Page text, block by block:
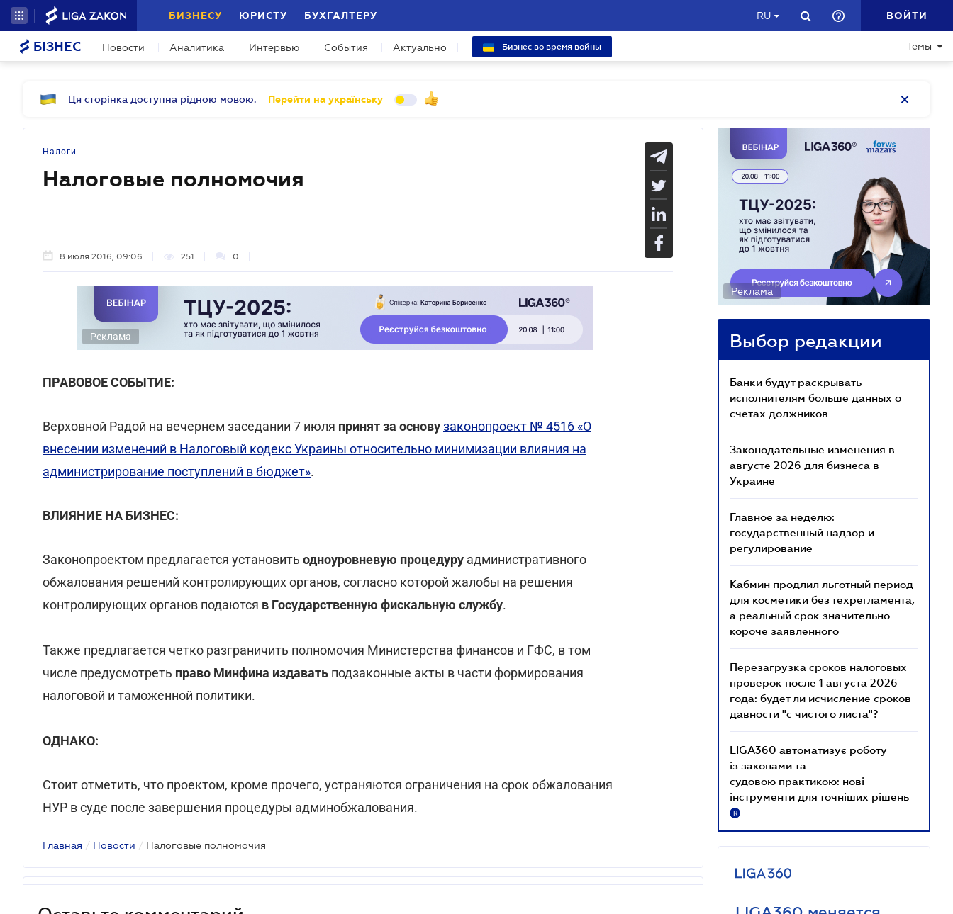
БИЗНЕСУ ЮРИСТУ БУХГАЛТЕРУ RU ВОЙТИ
БІЗНЕС Новости Аналитика Интервью События Актуально Бизнес во время войны Темы
Ця сторінка доступна рідною мовою. Перейти на українську
Налоги
Налоговые полномочия
8 июля 2016, 09:06 251 0
Реклама
ПРАВОВОЕ СОБЫТИЕ:
Верховной Радой на вечернем заседании 7 июля принят за основузаконопроект № 4516 «О
внесении изменений в Налоговый кодекс Украины относительно минимизации влияния на
администрирование поступлений в бюджет».
ВЛИЯНИЕ НА БИЗНЕС:
Законопроектом предлагается установить одноуровневую процедуру административного
обжалования решений контролирующих органов, согласно которой жалобы на решения
контролирующих органов подаются в Государственную фискальную службу.
Также предлагается четко разграничить полномочия Министерства финансов и ГФС, в том
числе предусмотреть право Минфина издавать подзаконные акты в части формирования
налоговой и таможенной политики.
ОДНАКО:
Стоит отметить, что проектом, кроме прочего, устраняются ограничения на срок обжалования
НУР в суде после завершения процедуры админобжалования.
Главная / Новости / Налоговые полномочия
Реклама
Выбор редакции
Банки будут раскрывать
исполнителям больше данных о
счетах должников
Законодательные изменения в
августе 2026 для бизнеса в
Украине
Главное за неделю:
государственный надзор и
регулирование
Кабмин продлил льготный период
для косметики без техрегламента,
а реальный срок значительно
короче заявленного
Перезагрузка сроков налоговых
проверок после 1 августа 2026
года: будет ли исчисление сроков
давности "с чистого листа"?
LIGA360 автоматизує роботу
із законами та
судовою практикою: нові
інструменти для точніших рішень
R